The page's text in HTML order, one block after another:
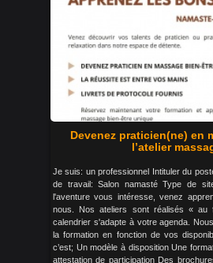
Devenez praticien(ne) en
l’atelier
Je suis: un professionnel Intituler du
de travail: Salon namasté Type de
l'aventure vous intéresse, venez
nous. Nos ateliers sont réalisés « au
calendrier s'adapte à votre agenda.
la formation en fonction de vos
c’est; Un modèle à disposition Une
attestation de participation Des